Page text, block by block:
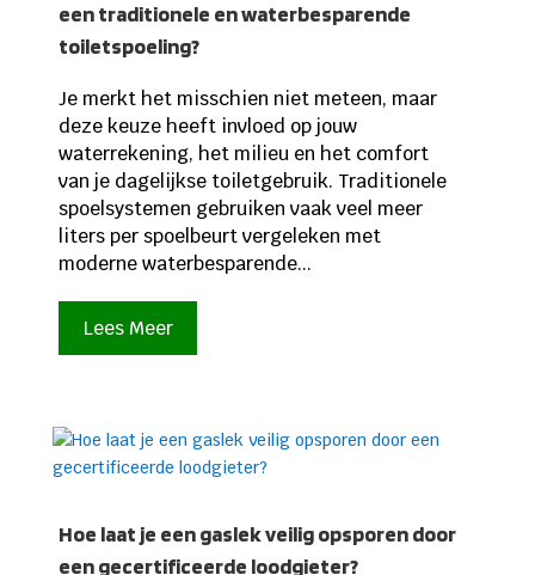
een traditionele en waterbesparende
toiletspoeling?
Je merkt het misschien niet meteen, maar
deze keuze heeft invloed op jouw
waterrekening, het milieu en het comfort
van je dagelijkse toiletgebruik. Traditionele
spoelsystemen gebruiken vaak veel meer
liters per spoelbeurt vergeleken met
moderne waterbesparende...
Lees Meer
Hoe laat je een gaslek veilig opsporen door
een gecertificeerde loodgieter?